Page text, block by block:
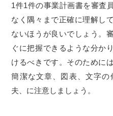
1件1件の事業計画書を審査
なく隅々まで正確に理解し
ないほうが良いでしょう。
ぐに把握できるような分か
けるべきです。そのために
簡潔な文章、図表、文字
夫、に注意しましょう。